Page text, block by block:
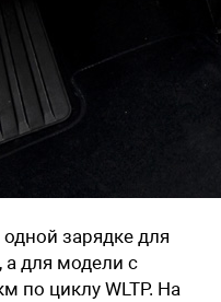
зарядке для
для модели с
по циклу WLTP. На